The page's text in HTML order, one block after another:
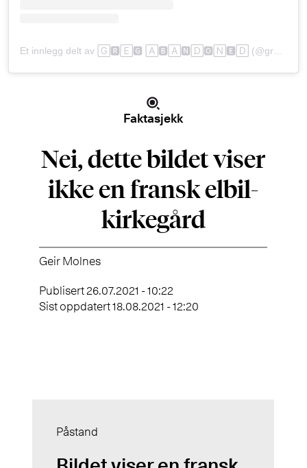
Et innlegg delt av 🄶🆁🄴🅶 🄰🅱🄰🅽🄳🅾🄽🅴🄳 (@gregabandoned)